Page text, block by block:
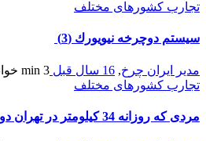
تجارب کشورهای مختلف
سيستم دوچرخه نيويورك (3)
مدیر ایران چرخ, 16 سال قبل 3 min
تجارب کشورهای مختلف
مردی که روزانه 34 کیلومتر در تهران دوچرخه می‌راند